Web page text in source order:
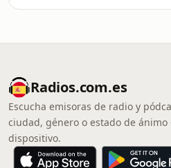
Radios.com.es
Escucha emisoras de radio y
ciudad, género o estado de
dispositivo.